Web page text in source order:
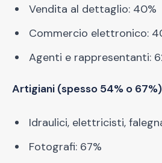
Vendita al dettaglio: 40%
Commercio elettronico:
Agenti e rappresentanti:
Artigiani (spesso 54% o
Idraulici, elettricisti,
Fotografi: 67%